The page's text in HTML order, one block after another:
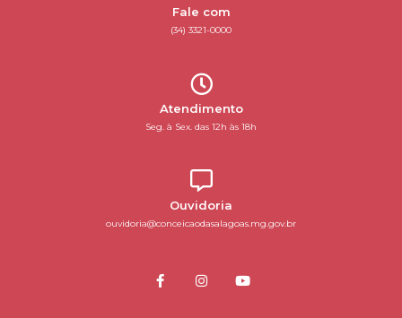
Fale com
(34) 3321-0000
Atendimento
Seg. à Sex. das 12h às 18h
Ouvidoria
ouvidoria@conceicaodasalagoas.mg.gov.br